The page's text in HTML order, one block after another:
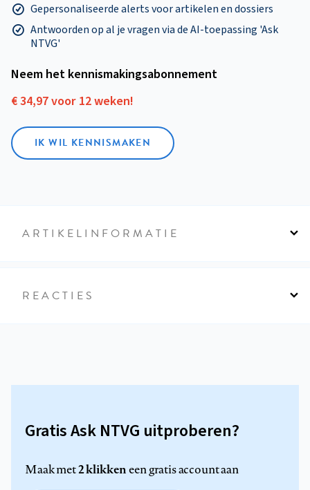
Gepersonaliseerde alerts voor artikelen en dossiers
Antwoorden op al je vragen via de AI-toepassing 'Ask
NTVG'
Neem het kennismakings­abonnement
€ 34,97 voor 12 weken!
IK WIL KENNISMAKEN
ARTIKELINFORMATIE
REACTIES
Gratis Ask NTVG uitproberen?
Maak met2 klikkeneen gratis account aan